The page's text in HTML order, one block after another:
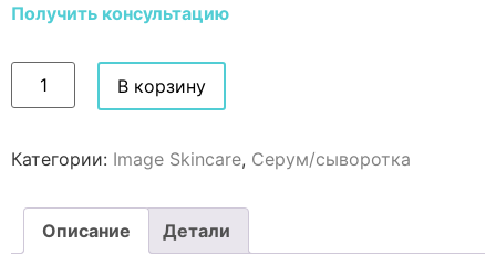
Получить консультацию
В корзину
Категории: Image Skincare, Серум/сыворотка
Описание Детали